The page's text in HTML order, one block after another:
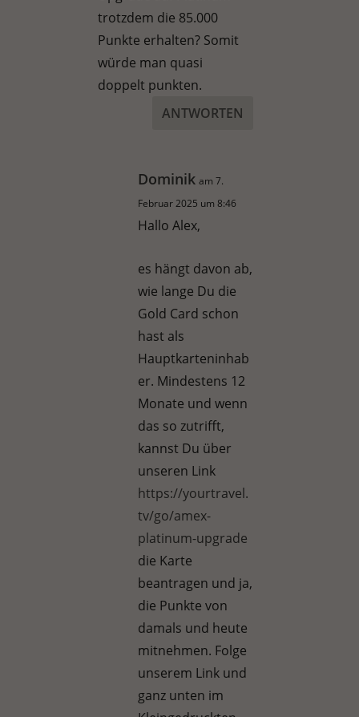
trotzdem die 85.000
Punkte erhalten? Somit
würde man quasi
doppelt punkten.
ANTWORTEN
Dominik am 7.
Februar 2025 um 8:46
Hallo Alex,
es hängt davon ab,
wie lange Du die
Gold Card schon
hast als
Hauptkarteninhab
er. Mindestens 12
Monate und wenn
das so zutrifft,
kannst Du über
unseren Link
https://yourtravel.
tv/go/amex-
platinum-upgrade
die Karte
beantragen und ja,
die Punkte von
damals und heute
mitnehmen. Folge
unserem Link und
ganz unten im